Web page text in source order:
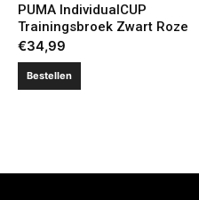
PUMA IndividualCUP
Trainingsbroek Zwart Roze
€34,99
Bestellen